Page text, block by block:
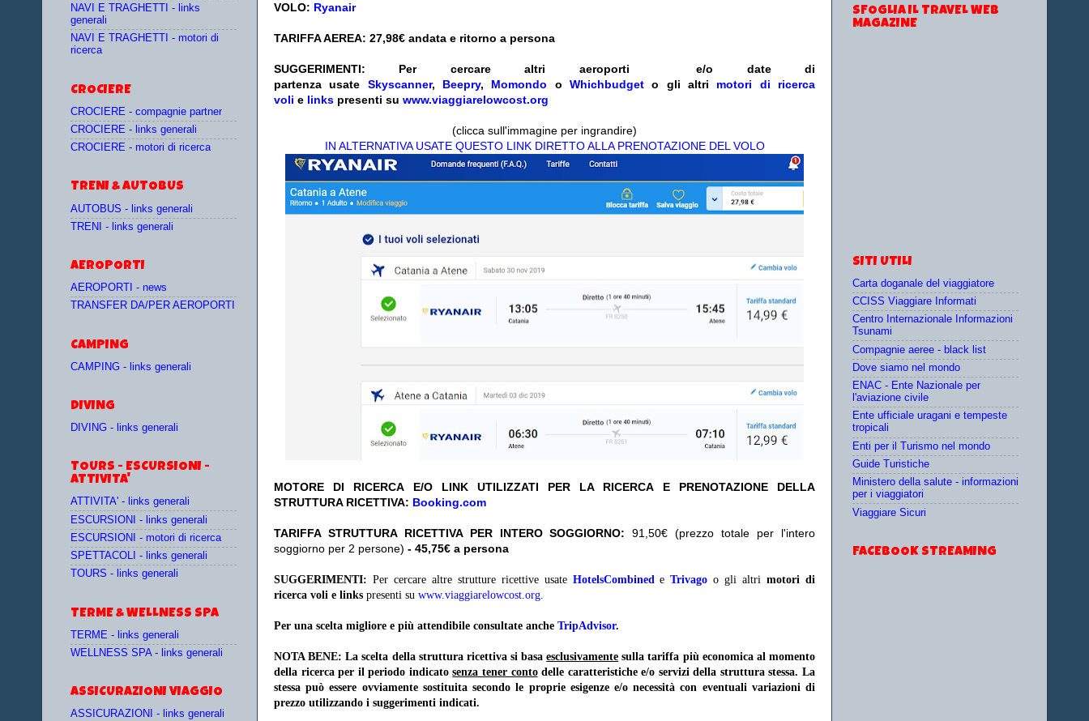
VOLO: Ryanair
TARIFFA AEREA: 27,98€ andata e ritorno a persona
SUGGERIMENTI: Per cercare altri aeroporti e/o date di
partenza usate Skyscanner, Beepry, Momondo oWhichbudget o gli altri motori di ricerca
voli e links presenti su www.viaggiarelowcost.org
(clicca sull'immagine per ingrandire)
IN ALTERNATIVA USATE QUESTO LINK DIRETTO ALLA PRENOTAZIONE DEL VOLO
MOTORE DI RICERCA E/O LINK UTILIZZATI PER LA RICERCA E PRENOTAZIONE DELLA
STRUTTURA RICETTIVA: Booking.com
TARIFFA STRUTTURA RICETTIVA PER INTERO SOGGIORNO: 91,50€ (prezzo totale per l'intero
soggiorno per 2 persone) - 45,75€ a persona
SUGGERIMENTI: Per cercare altre strutture ricettive usate HotelsCombinedeTrivago o gli altrimotori di
ricerca voli e links presenti su www.viaggiarelowcost.org.
Per una scelta migliore e più attendibile consultate anche TripAdvisor.
NOTA BENE: La scelta della struttura ricettiva si basaesclusivamente sulla tariffa più economica al momento
della ricerca per il periodo indicatosenza tener contodelle caratteristiche e/o servizi della struttura stessa. La
stessa può essere ovviamente sostituita secondo le proprie esigenze e/o necessità con eventuali variazioni di
prezzo utilizzando i suggerimenti indicati.
NAVI E TRAGHETTI - links
generali
NAVI E TRAGHETTI - motori di
ricerca
CROCIERE
CROCIERE - compagnie partner
CROCIERE - links generali
CROCIERE - motori di ricerca
TRENI & AUTOBUS
AUTOBUS - links generali
TRENI - links generali
AEROPORTI
AEROPORTI - news
TRANSFER DA/PER AEROPORTI
CAMPING
CAMPING - links generali
DIVING
DIVING - links generali
TOURS - ESCURSIONI -
ATTIVITA'
ATTIVITA' - links generali
ESCURSIONI - links generali
ESCURSIONI - motori di ricerca
SPETTACOLI - links generali
TOURS - links generali
TERME & WELLNESS SPA
TERME - links generali
WELLNESS SPA - links generali
ASSICURAZIONI VIAGGIO
ASSICURAZIONI - links generali
SFOGLIA IL TRAVEL WEB
MAGAZINE
SITI UTILI
Carta doganale del viaggiatore
CCISS Viaggiare Informati
Centro Internazionale Informazioni
Tsunami
Compagnie aeree - black list
Dove siamo nel mondo
ENAC - Ente Nazionale per
l'aviazione civile
Ente ufficiale uragani e tempeste
tropicali
Enti per il Turismo nel mondo
Guide Turistiche
Ministero della salute - informazioni
per i viaggiatori
Viaggiare Sicuri
FACEBOOK STREAMING